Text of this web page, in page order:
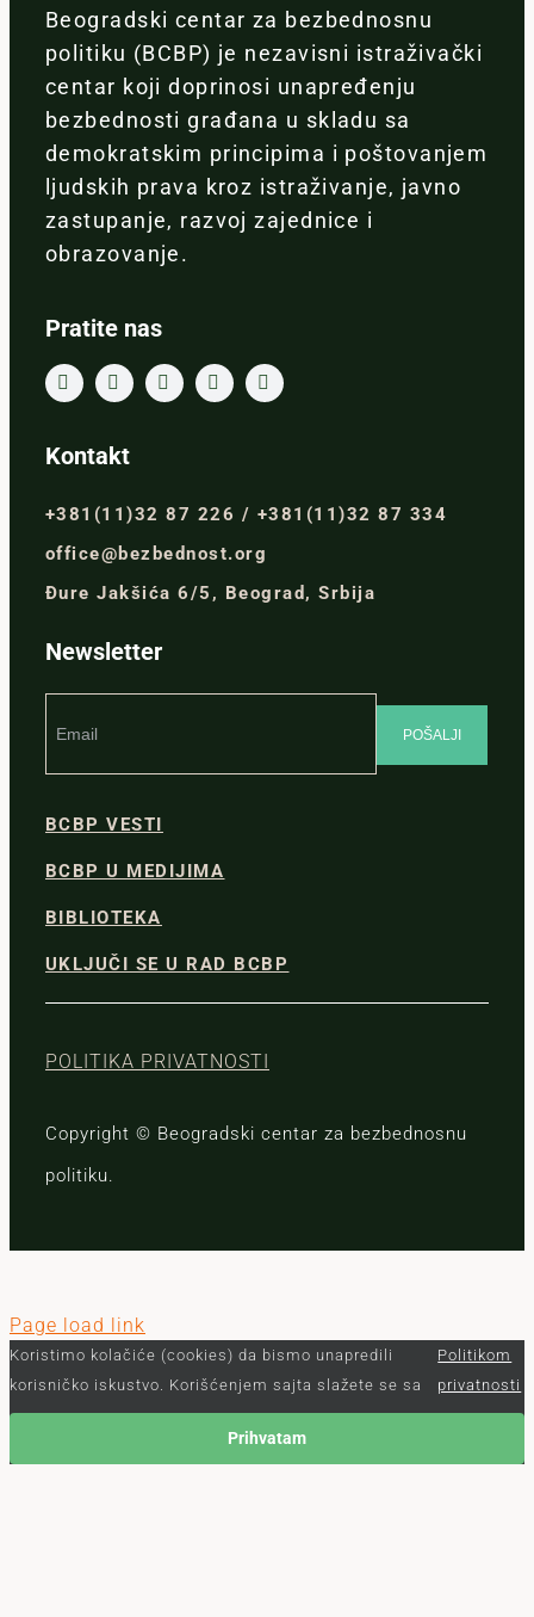
Beogradski centar za bezbednosnu
politiku (BCBP) je nezavisni istraživački
centar koji doprinosi unapređenju
bezbednosti građana u skladu sa
demokratskim principima i poštovanjem
ljudskih prava kroz istraživanje, javno
zastupanje, razvoj zajednice i
obrazovanje.
Pratite nas
Kontakt
+381(11)32 87 226 / +381(11)32 87 334
office@bezbednost.org
Đure Jakšića 6/5, Beograd, Srbija
Newsletter
BCBP VESTI
BCBP U MEDIJIMA
BIBLIOTEKA
UKLJUČI SE U RAD BCBP
POLITIKA PRIVATNOSTI
Copyright © Beogradski centar za bezbednosnu
politiku.
Page load link
Koristimo kolačiće (cookies) da bismo unapredili
korisničko iskustvo. Korišćenjem sajta slažete se sa
Politikom
privatnosti
Prihvatam